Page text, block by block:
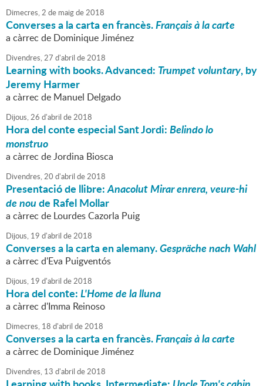
Dimecres,2 de maigde2018
Converses a la carta en francès.Français à la carte
a càrrec de Dominique Jiménez
Divendres,27 d'abril de2018
Learning with books. Advanced: Trumpet voluntary, by
Jeremy Harmer
a càrrec de Manuel Delgado
Dijous,26 d'abril de2018
Hora del conte especial Sant Jordi:Belindo lo
monstruo
a càrrec de Jordina Biosca
Divendres,20 d'abril de2018
Presentació de llibre:Anacolut Mirar enrera, veure-hi
de noude Rafel Mollar
a càrrec de Lourdes Cazorla Puig
Dijous, 19 d'abril de2018
Converses a la carta en alemany.Gespräche nach Wahl
a càrrec d'Eva Puigventós
Dijous, 19 d'abril de2018
Hora del conte:L'Home de la lluna
a càrrec d'Imma Reinoso
Dimecres, 18 d'abril de2018
Converses a la carta en francès.Français à la carte
a càrrec de Dominique Jiménez
Divendres, 13 d'abril de2018